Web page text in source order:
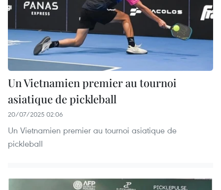
Un Vietnamien premier au tournoi
asiatique de pickleball
20/07/2025 02:06
Un Vietnamien premier au tournoi asiatique de
pickleball